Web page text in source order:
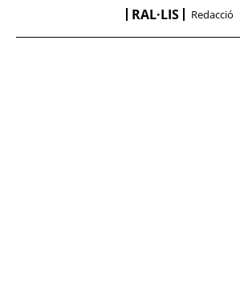
RAL·LIS Redacció